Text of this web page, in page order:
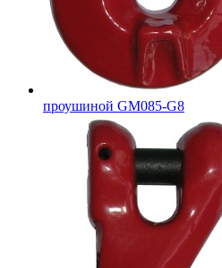
проушиной GM085-G8